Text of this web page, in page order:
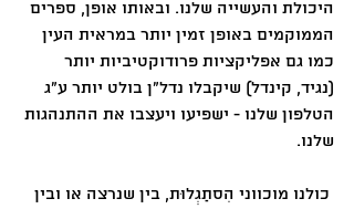
היכולת והעשייה שלנו. ובאותו אופן, ספרים
הממוקמים באופן זמין יותר במראית העין
כמו גם אפליקציות פרודוקטיביות יותר
(נגיד, קינדל) שיקבלו נדל״ן בולט יותר ע״ג
הטלפון שלנו - ישפיעו ויעצבו את ההתנהגות
שלנו.
כולנו מוכווני הִסתַגְלוּת, בין שנרצה או ובין